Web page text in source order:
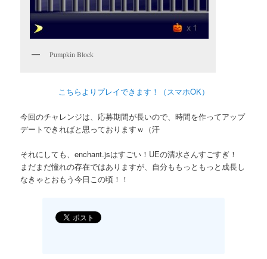
Pumpkin Block
こちらよりプレイできます！（スマホOK）
今回のチャレンジは、応募期間が長いので、時間を作ってアップ
デートできればと思っておりますｗ（汗
それにしても、enchant.jsはすごい！UEの清水さんすごすぎ！
まだまだ憧れの存在ではありますが、自分ももっともっと成長し
なきゃとおもう今日この頃！！